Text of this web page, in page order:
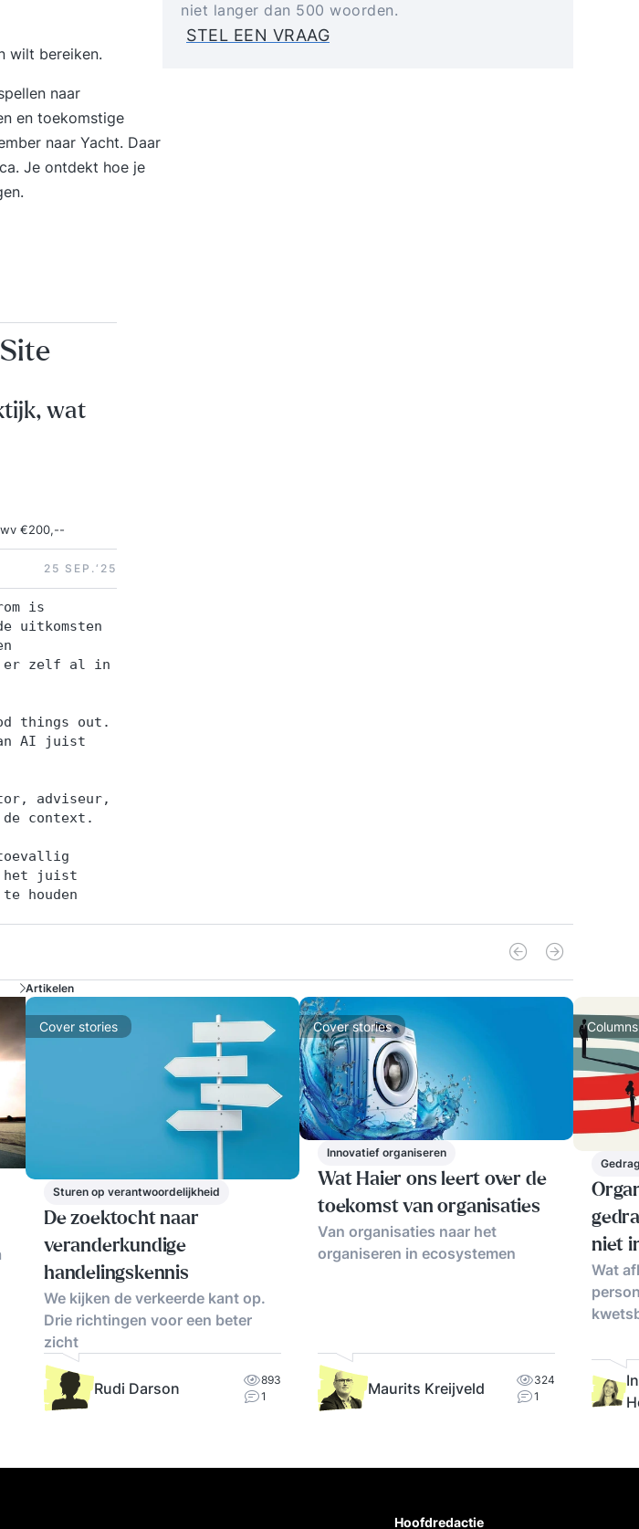
wilt bereiken.
naar
en toekomstige
naar Yacht. Daar
Je ontdekt hoe je
niet langer dan 500 woorden.
STEL EEN VRAAG
wat
€200,--
25 SEP.‘25
is
uitkomsten
er zelf al in
things out.
AI juist
adviseur,
context.
het juist
houden
Artikelen
Cover stories
Sturen op verantwoordelijkheid
De zoektocht naar
veranderkundige
handelingskennis
We kijken de verkeerde kant op.
Drie richtingen voor een beter
zicht
Rudi Darson
893
1
Cover stories
Innovatief organiseren
Wat Haier ons leert over de
toekomst van organisaties
Van organisaties naar het
organiseren in ecosystemen
Maurits Kreijveld
324
1
Columns
niet
Wat
Hoofdredactie